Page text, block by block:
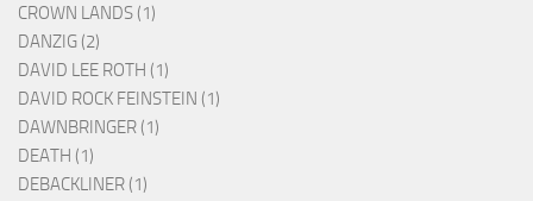
CROWN LANDS (1)
DANZIG (2)
DAVID LEE ROTH (1)
DAVID ROCK FEINSTEIN (1)
DAWNBRINGER (1)
DEATH (1)
DEBACKLINER (1)